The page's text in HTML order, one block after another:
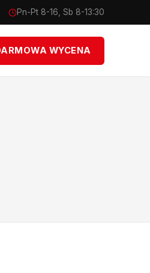
Pn-Pt 8-16, Sb 8-13:30
WYCENA